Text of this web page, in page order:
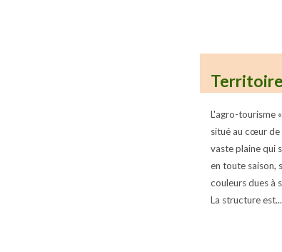
Territoire
L'agro-tourisme
situé au cœur de
vaste plaine qui
en toute saison,
couleurs dues à
La structure